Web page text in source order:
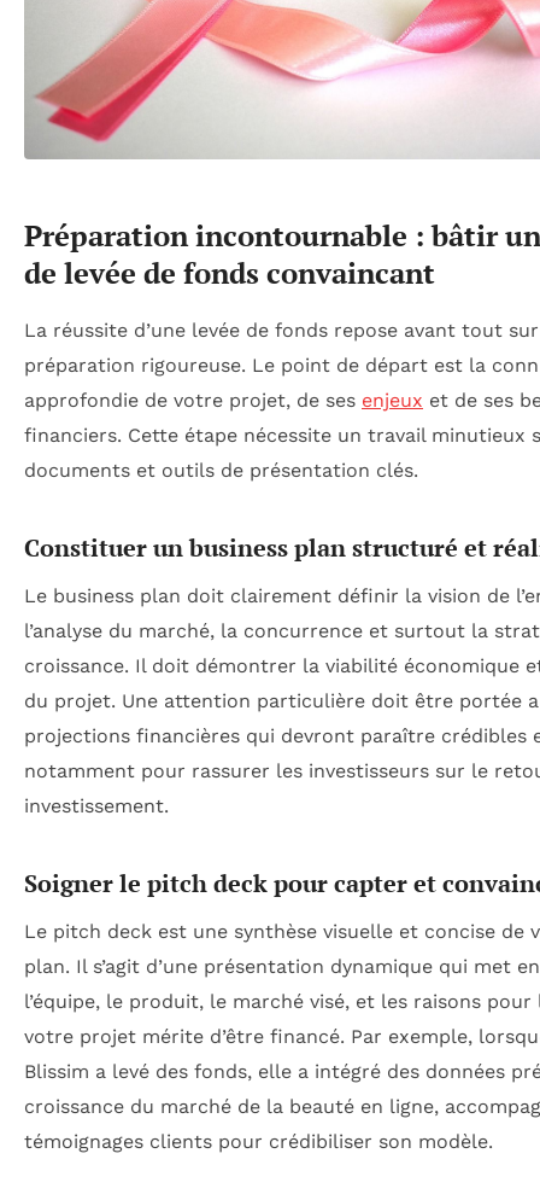
Préparation incontournable : bâtir
de levée de fonds convaincant
La réussite d’une levée de fonds repose avant tout
préparation rigoureuse. Le point de départ est la
approfondie de votre projet, de ses enjeux et de ses
financiers. Cette étape nécessite un travail minutieux
documents et outils de présentation clés.
Constituer un business plan structuré et
Le business plan doit clairement définir la vision de
l’analyse du marché, la concurrence et surtout la
croissance. Il doit démontrer la viabilité économique
du projet. Une attention particulière doit être portée
projections financières qui devront paraître crédibles
notamment pour rassurer les investisseurs sur le
investissement.
Soigner le pitch deck pour capter et
Le pitch deck est une synthèse visuelle et concise de
plan. Il s’agit d’une présentation dynamique qui met
l’équipe, le produit, le marché visé, et les raisons pour
votre projet mérite d’être financé. Par exemple,
Blissim a levé des fonds, elle a intégré des données
croissance du marché de la beauté en ligne,
témoignages clients pour crédibiliser son modèle.